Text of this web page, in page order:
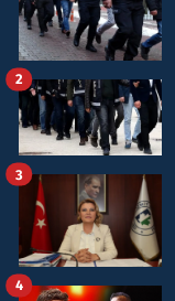
2
3
4